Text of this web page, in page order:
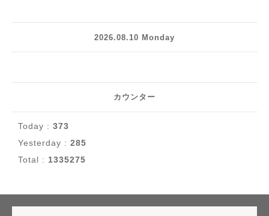
2026.08.10 Monday
カウンター
Today : 373
Yesterday : 285
Total : 1335275